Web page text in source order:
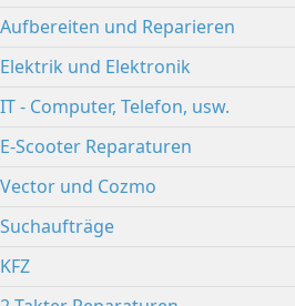
Aufbereiten und Reparieren
Elektrik und Elektronik
IT - Computer, Telefon, usw.
E-Scooter Reparaturen
Vector und Cozmo
Suchaufträge
KFZ